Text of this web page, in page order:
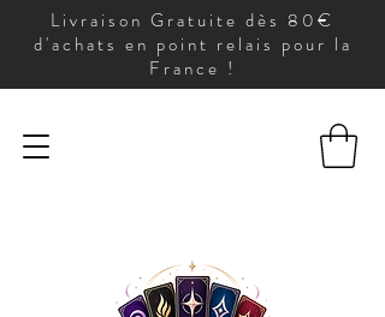
Livraison Gratuite dès 80€
d'achats en point relais pour la
France !